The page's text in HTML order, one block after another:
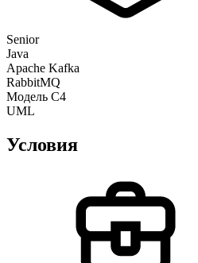
Senior
Java
Apache Kafka
RabbitMQ
Модель C4
UML
Условия